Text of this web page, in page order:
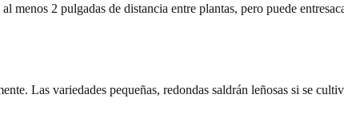
menos 2 pulgadas de distancia entre plantas, pero puede
Las variedades pequeñas, redondas saldrán leñosas si se